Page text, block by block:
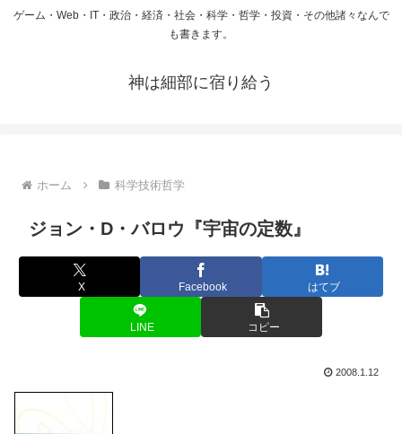
ゲーム・Web・IT・政治・経済・社会・科学・哲学・投資・その他諸々なんで
も書きます。
神は細部に宿り給う
ホーム 科学技術哲学
ジョン・D・バロウ『宇宙の定数』
X Facebook はてブ
LINE コピー
2008.1.12